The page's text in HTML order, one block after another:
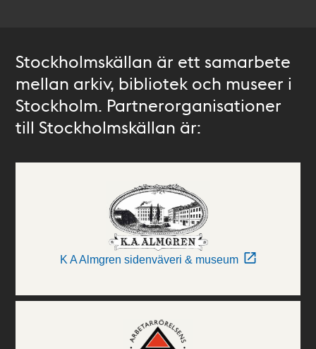
Stockholmskällan är ett samarbete
mellan arkiv, bibliotek och museer i
Stockholm. Partnerorganisationer
till Stockholmskällan är:
K A Almgren sidenväveri & museum